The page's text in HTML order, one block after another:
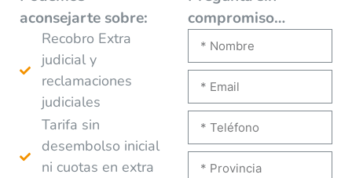
aconsejarte sobre:
Recobro Extra
judicial y
reclamaciones
judiciales
Tarifa sin
desembolso inicial
ni cuotas en extra
compromiso…